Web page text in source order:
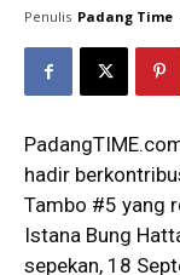
Penulis Padang Time
hadir
Tambo #5 yang
Istana Bung
sepekan, 18